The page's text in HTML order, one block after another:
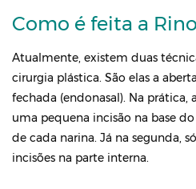
Como é feita a
Atualmente, existem duas
cirurgia plástica. São elas a
fechada (endonasal). Na prática,
uma pequena incisão na base
de cada narina. Já na segunda,
incisões na parte interna.